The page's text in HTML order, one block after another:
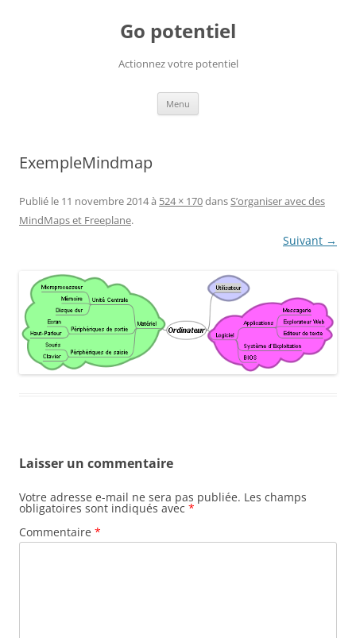
Go potentiel
Actionnez votre potentiel
Menu
ExempleMindmap
Publié le 11 novembre 2014à 524 × 170dansS’organiser avec des
MindMaps et Freeplane.
Suivant →
Laisser un commentaire
Votre adresse e-mail ne sera pas publiée. Les champs
obligatoires sont indiqués avec *
Commentaire *